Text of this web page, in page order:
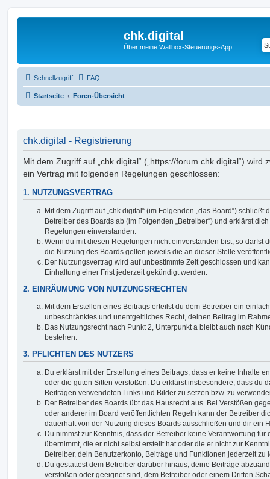
chk.digital
Über meine Wallbox-Steuerungs-App
Schnellzugriff FAQ
Startseite Foren-Übersicht
chk.digital - Registrierung
Mit dem Zugriff auf „chk.digital“ („https://forum.chk.digital“) wird
ein Vertrag mit folgenden Regelungen geschlossen:
1. NUTZUNGSVERTRAG
Mit dem Zugriff auf „chk.digital“ (im Folgenden „das Board“)
Betreiber des Boards ab (im Folgenden „Betreiber“) und erklärst
Regelungen einverstanden.
Wenn du mit diesen Regelungen nicht einverstanden bist, so darfst
die Nutzung des Boards gelten jeweils die an dieser Stelle
Der Nutzungsvertrag wird auf unbestimmte Zeit geschlossen und
Einhaltung einer Frist jederzeit gekündigt werden.
2. EINRÄUMUNG VON NUTZUNGSRECHTEN
Mit dem Erstellen eines Beitrags erteilst du dem Betreiber ein
unbeschränktes und unentgeltliches Recht, deinen Beitrag im
Das Nutzungsrecht nach Punkt 2, Unterpunkt a bleibt auch nach
bestehen.
3. PFLICHTEN DES NUTZERS
Du erklärst mit der Erstellung eines Beitrags, dass er keine Inhalte
oder die guten Sitten verstoßen. Du erklärst insbesondere, dass du
Beiträgen verwendeten Links und Bilder zu setzen bzw. zu
Der Betreiber des Boards übt das Hausrecht aus. Bei Verstößen
oder anderer im Board veröffentlichten Regeln kann der Betreiber
dauerhaft von der Nutzung dieses Boards ausschließen und dir ein
Du nimmst zur Kenntnis, dass der Betreiber keine Verantwortung für
übernimmt, die er nicht selbst erstellt hat oder die er nicht zur
Betreiber, dein Benutzerkonto, Beiträge und Funktionen jederzeit zu
Du gestattest dem Betreiber darüber hinaus, deine Beiträge
verstoßen oder geeignet sind, dem Betreiber oder einem Dritten